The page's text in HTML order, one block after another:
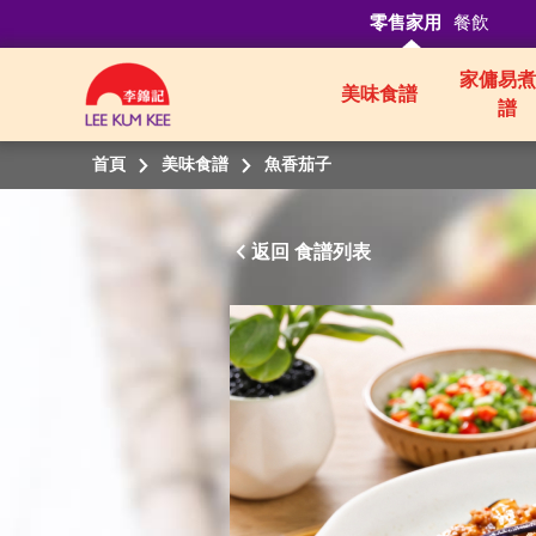
零售家用 餐飲
美味食譜
家傭易
譜
首頁 美味食譜 魚香茄子
返回